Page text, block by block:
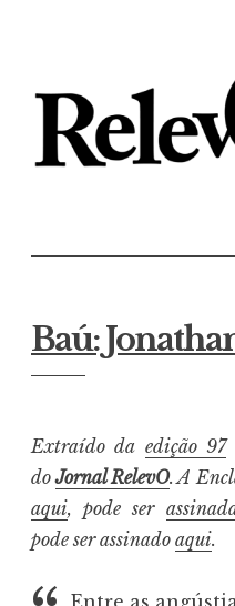
conteúdo
Baú:
Extraído da edição 97
doJornal RelevO. A
aqui, pode ser
pode ser assinado aqui.